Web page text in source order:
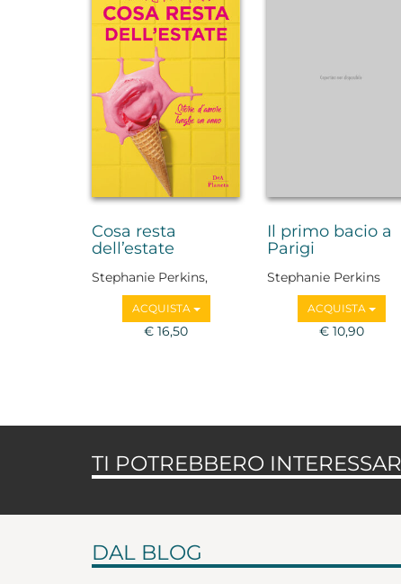
Cosa resta
dell’estate
Stephanie Perkins,
Veronica Roth,
Cassandra Clare
ACQUISTA
€ 16,50
Il primo bacio a
Parigi
Stephanie Perkins
ACQUISTA
€ 10,90
TI POTREBBERO
DAL BLOG